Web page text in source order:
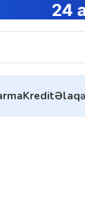
KreditƏlaqə